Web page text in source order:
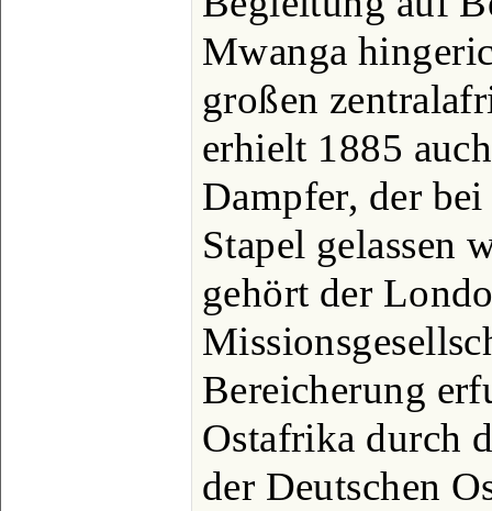
Mwanga
großen
erhielt 1885
Dampfer, der
Stapel gelassen
gehört der
Bereicherung
Ostafrika durch
der Deutschen